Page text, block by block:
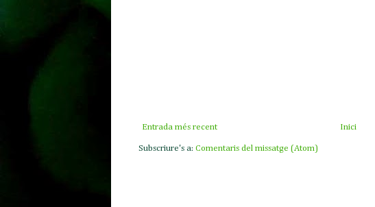
Entrada més recent Inici
Subscriure's a: Comentaris del missatge (Atom)